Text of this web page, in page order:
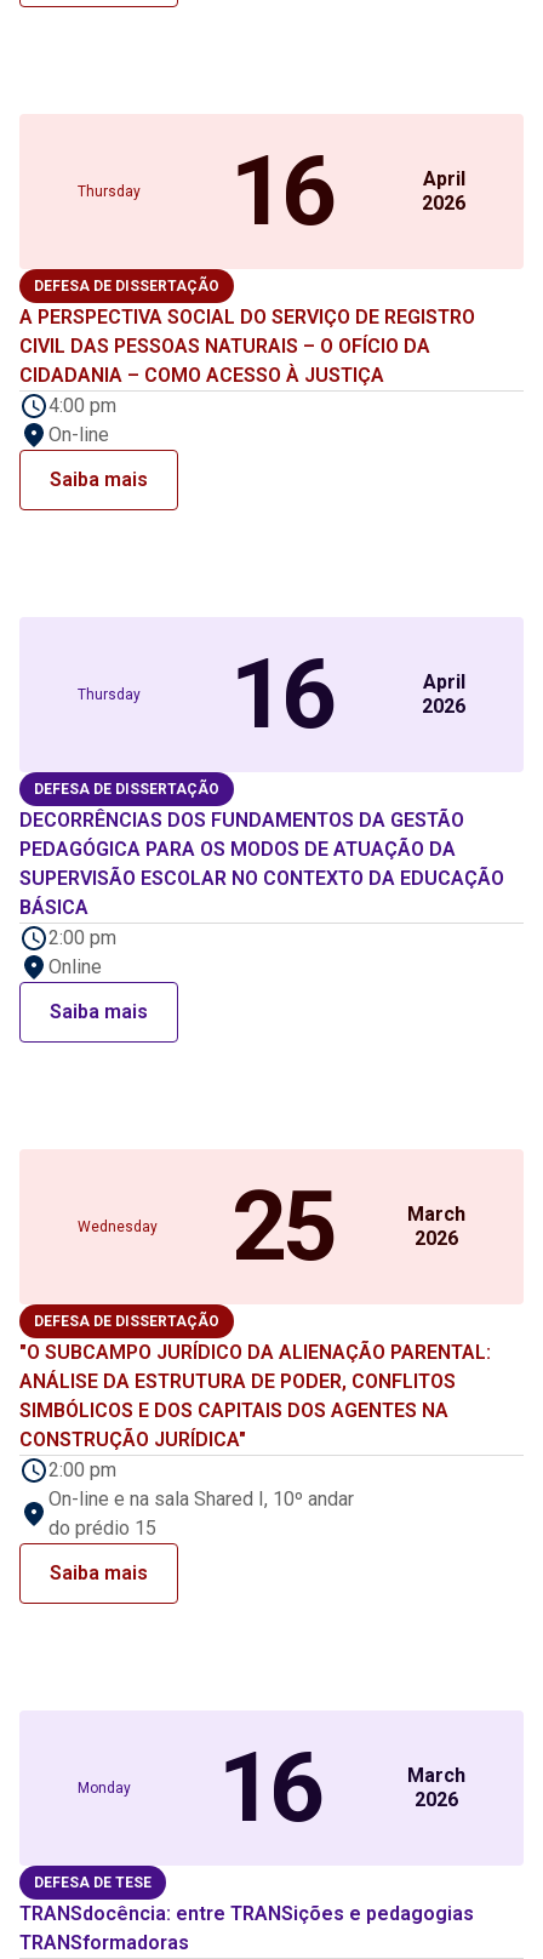
Thursday 16
April
2026
DEFESA DE DISSERTAÇÃO
A PERSPECTIVA SOCIAL DO SERVIÇO DE REGISTRO
CIVIL DAS PESSOAS NATURAIS – O OFÍCIO DA
CIDADANIA – COMO ACESSO À JUSTIÇA
4:00 pm
On-line
Saiba mais
Thursday 16
April
2026
DEFESA DE DISSERTAÇÃO
DECORRÊNCIAS DOS FUNDAMENTOS DA GESTÃO
PEDAGÓGICA PARA OS MODOS DE ATUAÇÃO DA
SUPERVISÃO ESCOLAR NO CONTEXTO DA EDUCAÇÃO
BÁSICA
2:00 pm
Online
Saiba mais
Wednesday 25
March
2026
DEFESA DE DISSERTAÇÃO
"O SUBCAMPO JURÍDICO DA ALIENAÇÃO PARENTAL:
ANÁLISE DA ESTRUTURA DE PODER, CONFLITOS
SIMBÓLICOS E DOS CAPITAIS DOS AGENTES NA
CONSTRUÇÃO JURÍDICA"
2:00 pm
On-line e na sala Shared I, 10º andar
do prédio 15
Saiba mais
Monday 16
March
2026
DEFESA DE TESE
TRANSdocência: entre TRANSições e pedagogias
TRANSformadoras